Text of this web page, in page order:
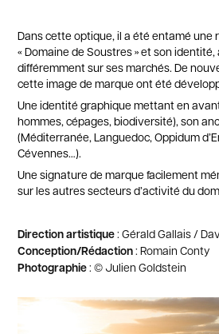
Dans cette optique, il a été entamé une
« Domaine de Soustres » et son identité,
différemment sur ses marchés. De
cette image de marque ont été
Une identité graphique mettant en
hommes, cépages, biodiversité), son
(Méditerranée, Languedoc, Oppidum
Cévennes…).
Une signature de marque facilement
sur les autres secteurs d’activité du
Direction artistique: Gérald Gallais /
Conception/Rédaction: Romain Conty
Photographie: © Julien Goldstein